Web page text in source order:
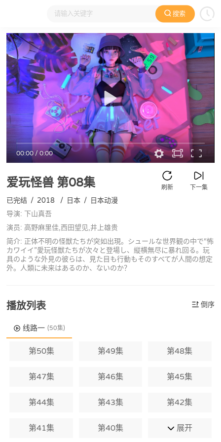
搜索
大家在看 日本动漫 国产动漫 欧美动漫 动漫电影
00:00/0:00
爱玩怪兽 第08集 下一集
刷新
已完结 / 2018 / 日本 / 日本动漫
导演: 下山真吾
演员: 高野麻里佳,西田望见,井上雄贵
简介: 正体不明の怪獣たちが突如出現。シュールな世界観の中で“怖
カワイイ”愛玩怪獣たちが次々と登場し、縦横無尽に暴れ回る。玩
具のような外見の彼らは、見た目も行動もそのすべてが人間の想定
外。人類に未来はあるのか、ないのか？
播放列表 倒序
线路一 (50集)
第50集 第49集 第48集
第47集 第46集 第45集
第44集 第43集 第42集
第41集 第40集 展开